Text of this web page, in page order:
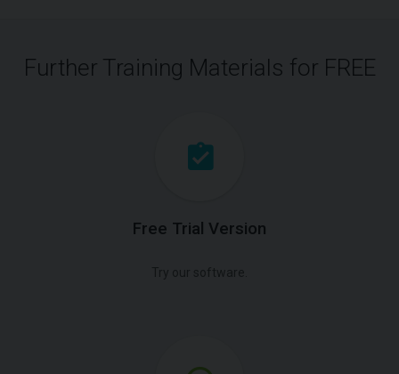
Further Training Materials for FREE
Free Trial Version